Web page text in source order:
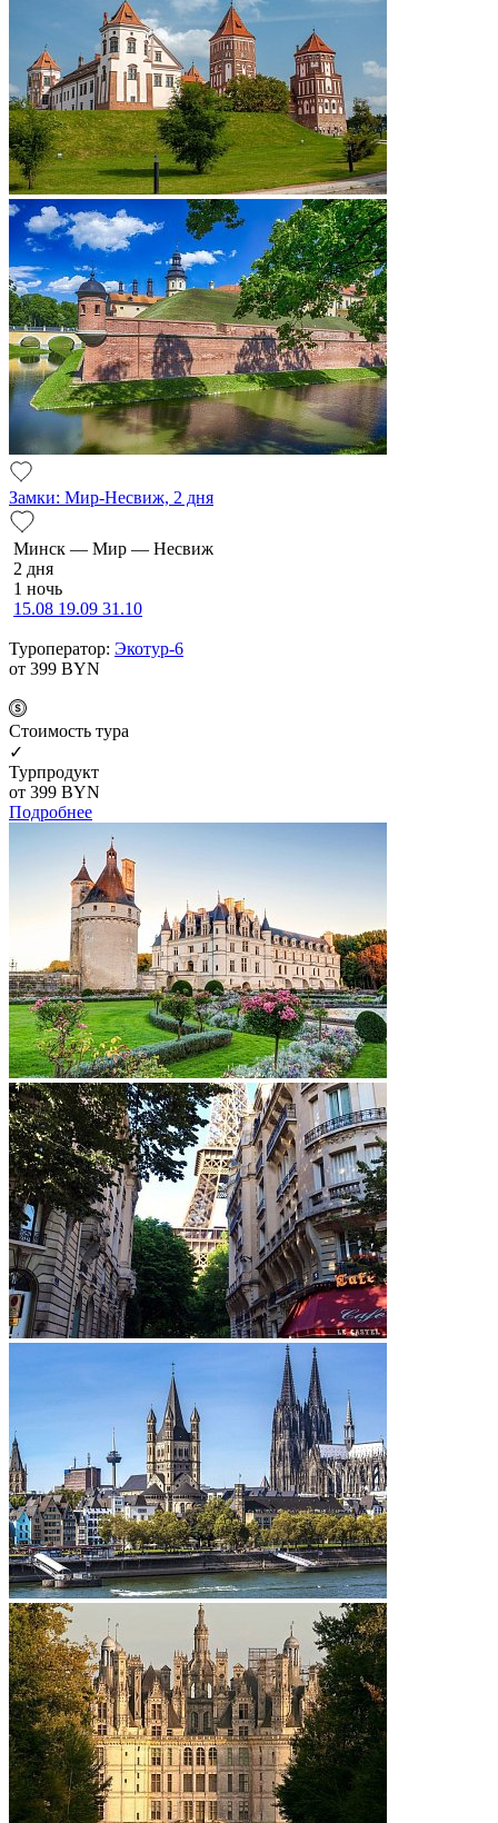
Замки: Мир-Несвиж, 2 дня
Минск — Мир — Несвиж
2 дня
1 ночь
15.08 19.09 31.10
Туроператор: Экотур-6
от 399 BYN
Cтоимость тура
✓
Турпродукт
от 399 BYN
Подробнее